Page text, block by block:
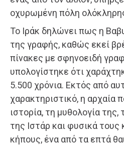
οχυρωμένη πόλη
Το Ιράκ δηλώνει πως η
της γραφής, καθώς εκεί
πίνακες με σφηνοειδή
υπολογίστηκε ότι
5.500 χρόνια. Εκτός από
χαρακτηριστικό, η αρχαία
ιστορία, τη μυθολογία
της Ιστάρ και φυσικά
κήπους, ένα από τα επτά